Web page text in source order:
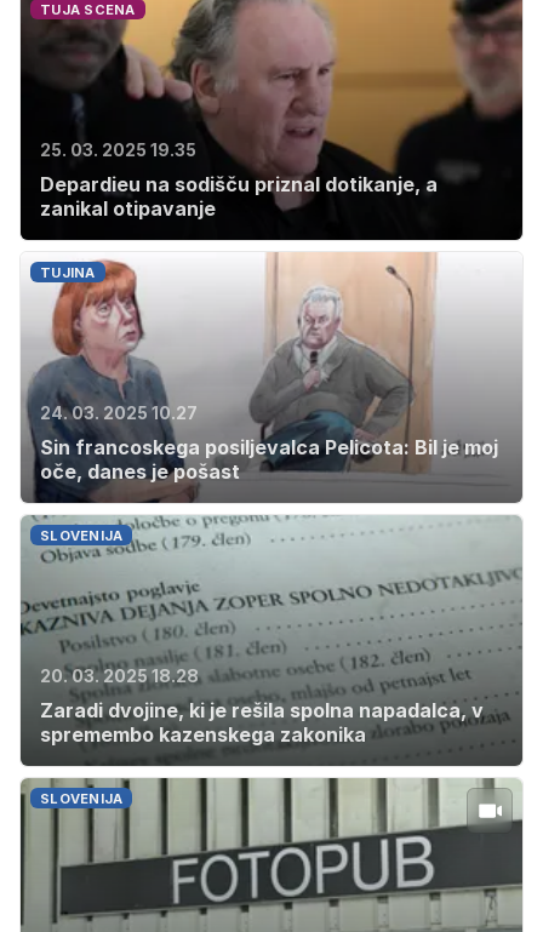
TUJA SCENA
25. 03. 2025 19.35
Depardieu na sodišču priznal dotikanje, a
zanikal otipavanje
TUJINA
24. 03. 2025 10.27
Sin francoskega posiljevalca Pelicota: Bil je moj
oče, danes je pošast
SLOVENIJA
20. 03. 2025 18.28
Zaradi dvojine, ki je rešila spolna napadalca, v
spremembo kazenskega zakonika
SLOVENIJA